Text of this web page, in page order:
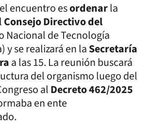
encuentro esordenarla
Consejo Directivo del
Nacional de Tecnología
y se realizará en laSecretaría
a las 15. La reunión buscará
del organismo luego del
alDecreto 462/2025
en ente